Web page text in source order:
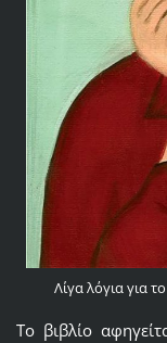
Λίγα λόγια για
Το βιβλίο